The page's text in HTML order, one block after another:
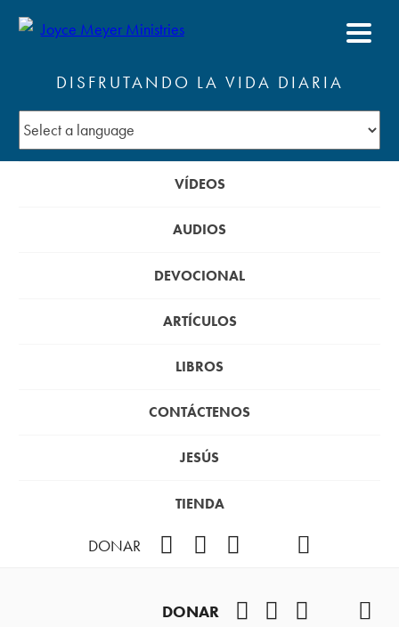
DISFRUTANDO LA VIDA DIARIA
VÍDEOS
AUDIOS
DEVOCIONAL
ARTÍCULOS
LIBROS
CONTÁCTENOS
JESÚS
TIENDA
DONAR
DONAR